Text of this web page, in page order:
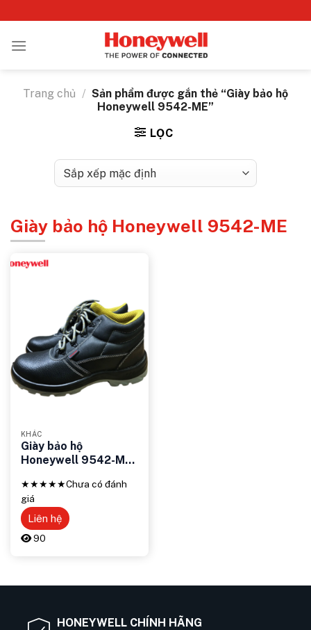
qua
nội
Trang chủ / Sản phẩm được gắn thẻ “Giày bảo hộ
Honeywell 9542-ME”
LỌC
Giày bảo hộ Honeywell 9542-ME
KHÁC
Giày bảo hộ
Honeywell 9542-ME
cho đôi chân
★★★★★Chưa có đánh
giá
Liên hệ
90
HONEYWELL CHÍNH HÃNG